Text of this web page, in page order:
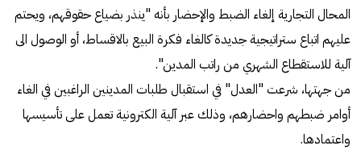
المحال التجارية إلغاء الضبط والإحضار بأنه "ينذر بضياع حقوقهم، ويحتم
عليهم اتباع ستراتيجية جديدة كالغاء فكرة البيع بالاقساط، أو الوصول الى
آلية للاستقطاع الشهري من راتب المدين".
من جهتها، شرعت "العدل" في استقبال طلبات المدينين الراغبين في الغاء
أوامر ضبطهم واحضارهم، وذلك عبر آلية الكترونية تعمل على تأسيسها
واعتمادها.